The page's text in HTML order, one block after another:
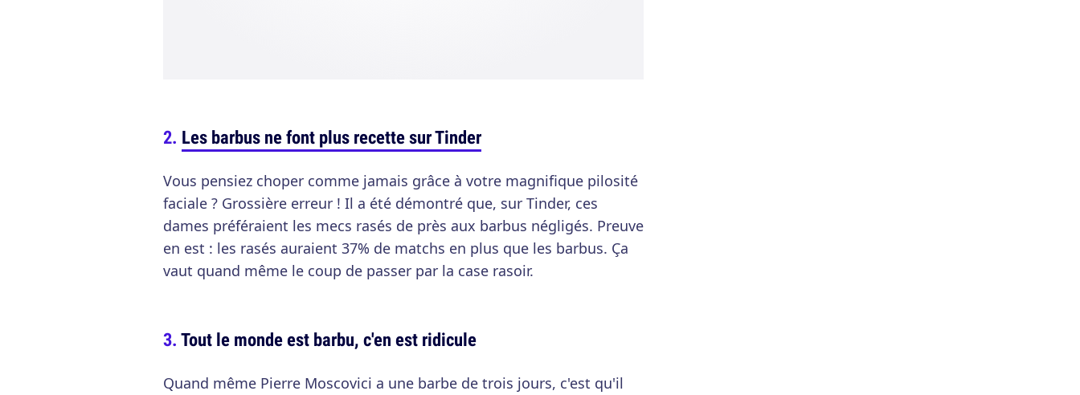
Les barbus ne font plus recette sur Tinder
Vous pensiez choper comme jamais grâce à votre magnifique pilosité
faciale ? Grossière erreur ! Il a été démontré que, sur Tinder, ces
dames préféraient les mecs rasés de près aux barbus négligés. Preuve
en est : les rasés auraient 37% de matchs en plus que les barbus. Ça
vaut quand même le coup de passer par la case rasoir.
Tout le monde est barbu, c'en est ridicule
Quand même Pierre Moscovici a une barbe de trois jours, c'est qu'il